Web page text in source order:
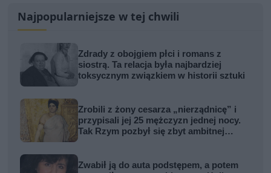
Najpopularniejsze w tej chwili
Zdrady z obojgiem płci i romans z
siostrą. Ta relacja była najbardziej
toksycznym związkiem w historii sztuki
Zrobili z żony cesarza „nierządnicę” i
przypisali jej 25 mężczyzn jednej nocy.
Tak Rzym pozbył się zbyt ambitnej
Zwabił ją do auta podstępem, a potem